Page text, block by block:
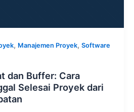
, Manajemen Proyek, Software
dan Buffer: Cara
Selesai Proyek dari